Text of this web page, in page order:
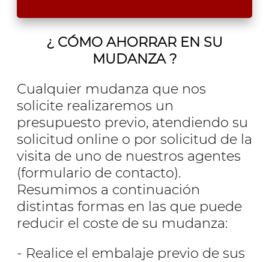
¿ CÓMO AHORRAR EN SU
MUDANZA ?
Cualquier mudanza que nos
solicite realizaremos un
presupuesto previo, atendiendo su
solicitud online o por solicitud de la
visita de uno de nuestros agentes
(formulario de contacto).
Resumimos a continuación
distintas formas en las que puede
reducir el coste de su mudanza:
- Realice el embalaje previo de sus